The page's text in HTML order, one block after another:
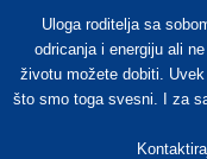
Uloga roditelja sa
odricanja i energiju ali
životu možete dobiti.
što smo toga svesni. I za